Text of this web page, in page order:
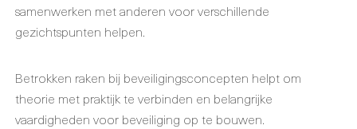
samenwerken met anderen voor verschillende
gezichtspunten helpen.
Betrokken raken bij beveiligingsconcepten helpt om
theorie met praktijk te verbinden en belangrijke
vaardigheden voor beveiliging op te bouwen.